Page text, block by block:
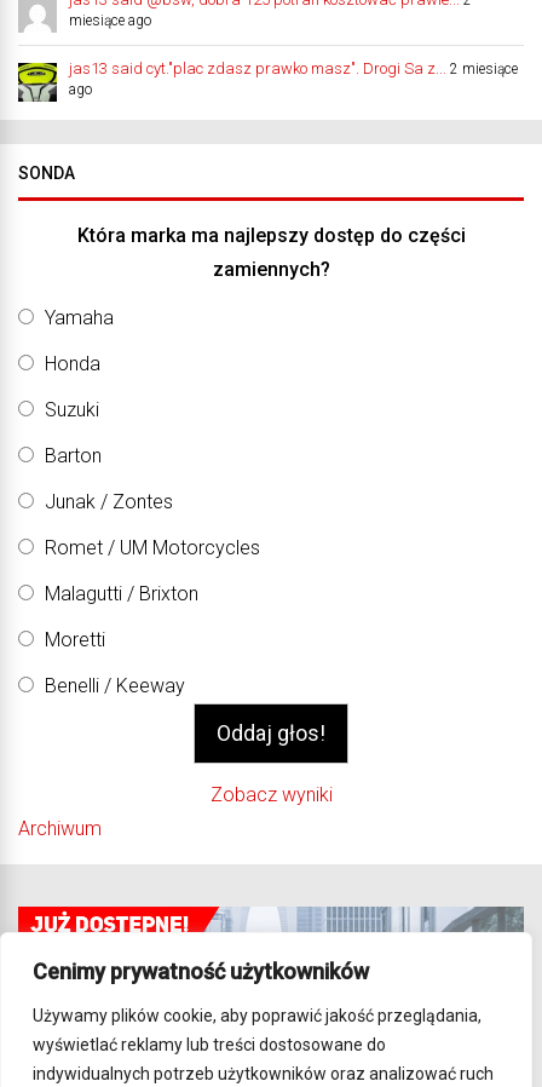
Cenimy prywatność użytkowników
Używamy plików cookie, aby poprawić jakość przeglądania,
wyświetlać reklamy lub treści dostosowane do
indywidualnych potrzeb użytkowników oraz analizować ruch
miesiące ago
jas13 said cyt."plac zdasz prawko masz". Drogi Sa z...
2 miesiące
ago
SONDA
Która marka ma najlepszy dostęp do części
zamiennych?
Yamaha
Honda
Suzuki
Barton
Junak / Zontes
Romet / UM Motorcycles
Malagutti / Brixton
Moretti
Benelli / Keeway
Zobacz wyniki
Archiwum